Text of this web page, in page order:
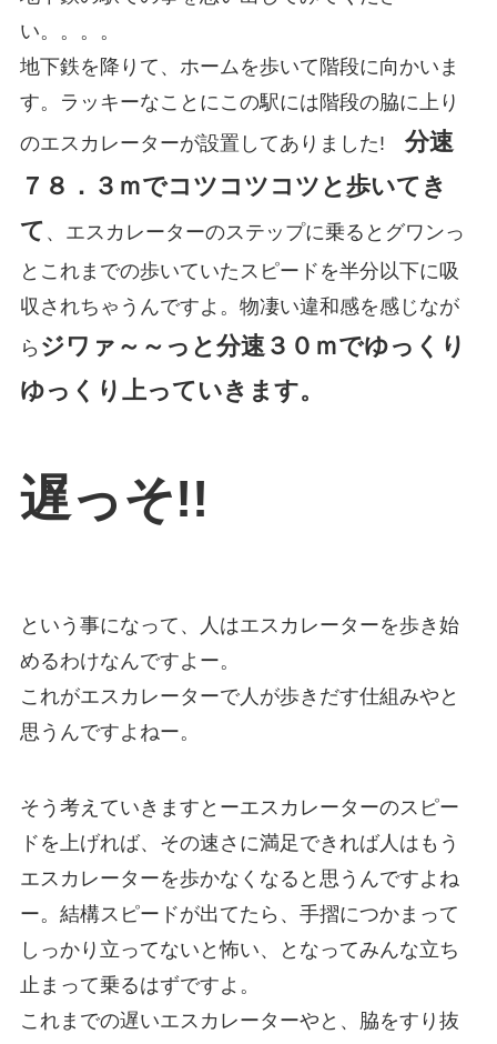
い。。。。
地下鉄を降りて、ホームを歩いて階段に向かいま
す。ラッキーなことにこの駅には階段の脇に上り
のエスカレーターが設置してありました! 分速
７８．３ｍでコツコツコツと歩いてき
て 、エスカレーターのステップに乗るとグワンっ
とこれまでの歩いていたスピードを半分以下に吸
収されちゃうんですよ。物凄い違和感を感じなが
ら ジワァ～～っと分速３０ｍでゆっくり
ゆっくり 上っていきます。
遅っそ!!
という事になって、人はエスカレーターを歩き始
めるわけなんですよー。
これがエスカレーターで人が歩きだす仕組みやと
思うんですよねー。
そう考えていきますとーエスカレーターのスピー
ドを上げれば、その速さに満足できれば人はもう
エスカレーターを歩かなくなると思うんですよね
ー。結構スピードが出てたら、手摺につかまって
しっかり立ってないと怖い、となってみんな立ち
止まって乗るはずですよ。
これまでの遅いエスカレーターやと、脇をすり抜